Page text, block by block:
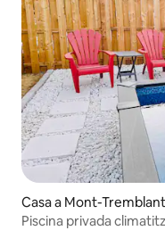
Casa a Mont-Tremblant
Piscina privada